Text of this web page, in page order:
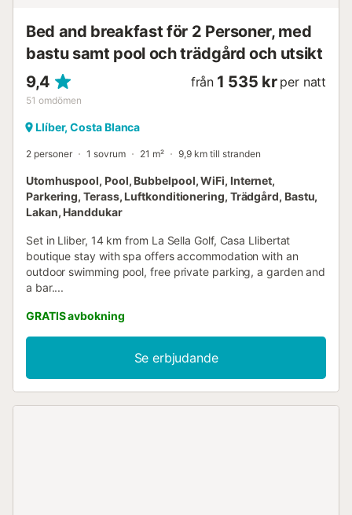
Bed and breakfast för 2 Personer, med
bastu samt pool och trädgård och utsikt
9,4
51 omdömen
från 1 535 kr per natt
Llíber, Costa Blanca
2 personer 1 sovrum 21 m² 9,9 km till stranden
Utomhuspool, Pool, Bubbelpool, WiFi, Internet,
Parkering, Terass, Luftkonditionering, Trädgård, Bastu,
Lakan, Handdukar
Set in Lliber, 14 km from La Sella Golf, Casa Llibertat
boutique stay with spa offers accommodation with an
outdoor swimming pool, free private parking, a garden and
a bar....
GRATIS avbokning
Se erbjudande